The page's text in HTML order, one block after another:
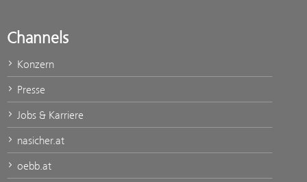
Channels
Konzern
Presse
Jobs & Karriere
nasicher.at
oebb.at